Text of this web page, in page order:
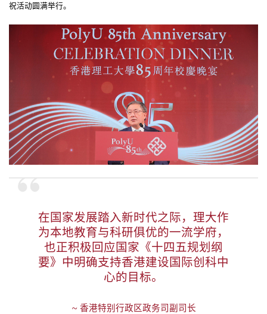
祝活动圆满举行。
在国家发展踏入新时代之际，理大作
为本地教育与科研俱优的一流学府，
也正积极回应国家《十四五规划纲
要》中明确支持香港建设国际创科中
心的目标。
~ 香港特别行政区政务司副司长